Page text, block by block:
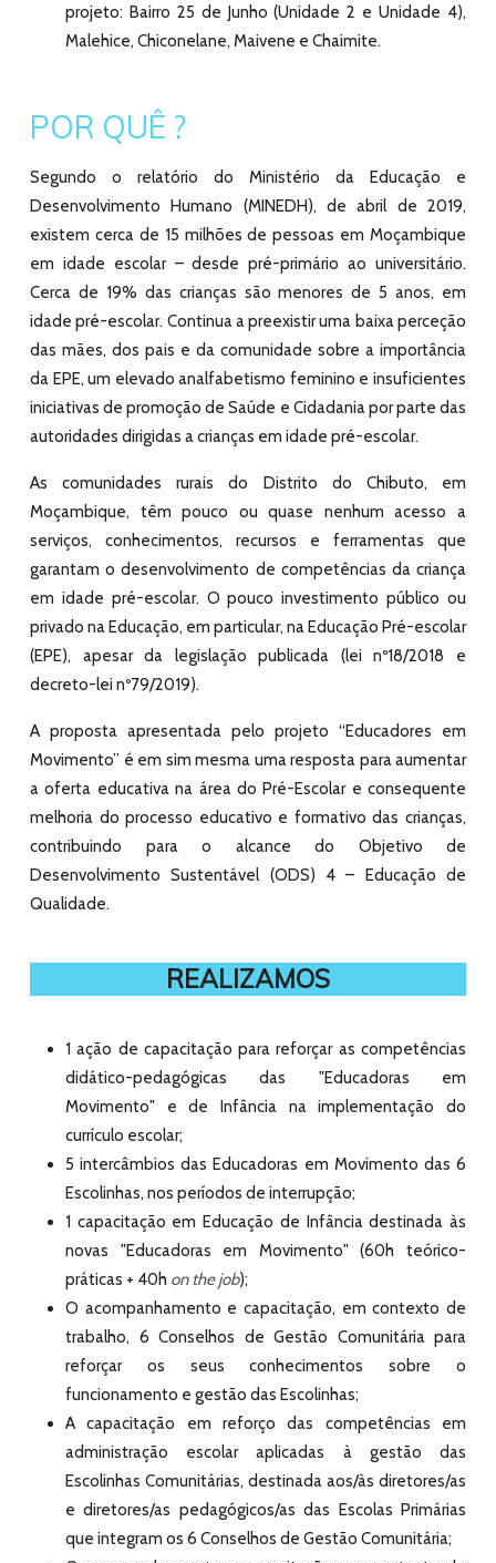
projeto: Bairro 25 de Junho (Unidade 2 e Unidade 4),
Malehice, Chiconelane, Maivene e Chaimite.
POR QUÊ ?
Segundo o relatório do Ministério da Educação e
Desenvolvimento Humano (MINEDH), de abril de 2019,
existem cerca de 15 milhões de pessoas em Moçambique
em idade escolar – desde pré-primário ao universitário.
Cerca de 19% das crianças são menores de 5 anos, em
idade pré-escolar. Continua a preexistir uma baixa perceção
das mães, dos pais e da comunidade sobre a importância
da EPE, um elevado analfabetismo feminino e insuficientes
iniciativas de promoção de Saúde e Cidadania por parte das
autoridades dirigidas a crianças em idade pré-escolar.
As comunidades rurais do Distrito do Chibuto, em
Moçambique, têm pouco ou quase nenhum acesso a
serviços, conhecimentos, recursos e ferramentas que
garantam o desenvolvimento de competências da criança
em idade pré-escolar. O pouco investimento público ou
privado na Educação, em particular, na Educação Pré-escolar
(EPE), apesar da legislação publicada (lei nº18/2018 e
decreto-lei nº79/2019).
A proposta apresentada pelo projeto “Educadores em
Movimento” é em sim mesma uma resposta para aumentar
a oferta educativa na área do Pré-Escolar e consequente
melhoria do processo educativo e formativo das crianças,
contribuindo para o alcance do Objetivo de
Desenvolvimento Sustentável (ODS) 4 – Educação de
Qualidade.
REALIZAMOS
1 ação de capacitação para reforçar as competências
didático-pedagógicas das "Educadoras em
Movimento" e de Infância na implementação do
currículo escolar;
5 intercâmbios das Educadoras em Movimento das 6
Escolinhas, nos períodos de interrupção;
1 capacitação em Educação de Infância destinada às
novas "Educadoras em Movimento" (60h teórico-
práticas + 40h on the job);
O acompanhamento e capacitação, em contexto de
trabalho, 6 Conselhos de Gestão Comunitária para
reforçar os seus conhecimentos sobre o
funcionamento e gestão das Escolinhas;
​A capacitação em reforço das competências em
administração escolar aplicadas à gestão das
Escolinhas Comunitárias, destinada aos/às diretores/as
e diretores/as pedagógicos/as das Escolas Primárias
que integram os 6 Conselhos de Gestão Comunitária; ​